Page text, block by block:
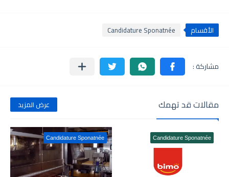
الأقسام Candidature Sponatnée
مقالات قد تهمك عرض المزيد
Candidature Sponatnée
Candidature Sponatnée